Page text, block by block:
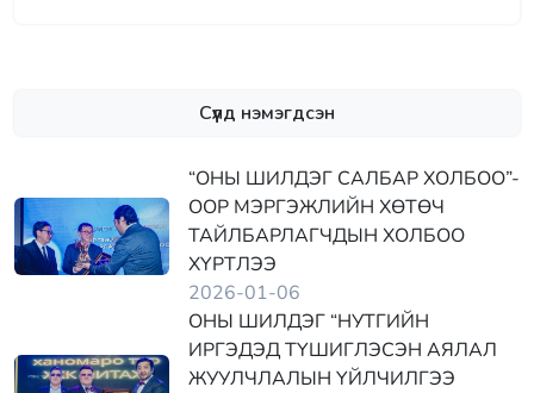
Сүүлд нэмэгдсэн
“ОНЫ ШИЛДЭГ САЛБАР ХОЛБОО”-
ООР МЭРГЭЖЛИЙН ХӨТӨЧ
ТАЙЛБАРЛАГЧДЫН ХОЛБОО
ХҮРТЛЭЭ
2026-01-06
ОНЫ ШИЛДЭГ “НУТГИЙН
ИРГЭДЭД ТҮШИГЛЭСЭН АЯЛАЛ
ЖУУЛЧЛАЛЫН ҮЙЛЧИЛГЭЭ